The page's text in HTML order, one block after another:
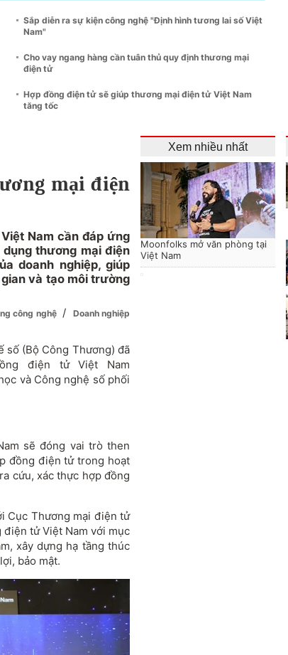
Sắp diễn ra sự kiện công nghệ "Định hình tương lai số Việt
Nam"
Cho vay ngang hàng cần tuân thủ quy định thương mại
điện tử
Hợp đồng điện tử sẽ giúp thương mại điện tử Việt Nam
tăng tốc
mại điện
Nam cần đáp ứng
thương mại điện
doanh nghiệp, giúp
và tạo môi trường
công nghệ /
Doanh nghiệp
số (Bộ Công Thương) đã
điện tử Việt Nam
và Công nghệ số phối
sẽ đóng vai trò then
đồng điện tử trong hoạt
cứu, xác thực hợp đồng
Cục Thương mại điện tử
tử Việt Nam với mục
xây dựng hạ tầng thúc
bảo mật.
Xem nhiều nhất
Moonfolks mở văn phòng tại
Việt Nam